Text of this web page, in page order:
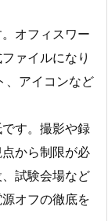
オフィスワー
ァイルになり
、アイコンなど
す。撮影や録
から制限が必
試験会場など
オフの徹底を